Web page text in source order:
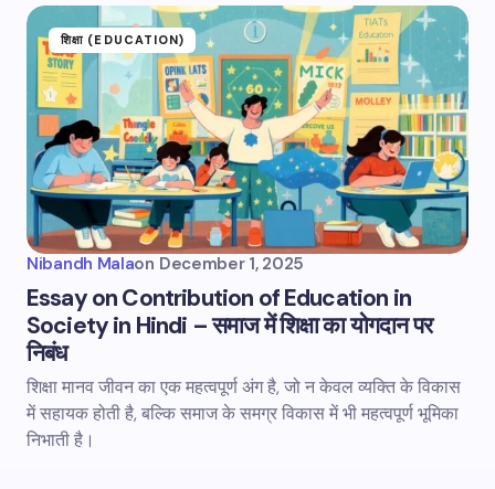
शिक्षा (EDUCATION)
Nibandh Malaon December 1, 2025
Essay on Contribution of Education in
Society in Hindi – समाज में शिक्षा का योगदान पर
निबंध
शिक्षा मानव जीवन का एक महत्वपूर्ण अंग है, जो न केवल व्यक्ति के विकास
में सहायक होती है, बल्कि समाज के समग्र विकास में भी महत्वपूर्ण भूमिका
निभाती है।